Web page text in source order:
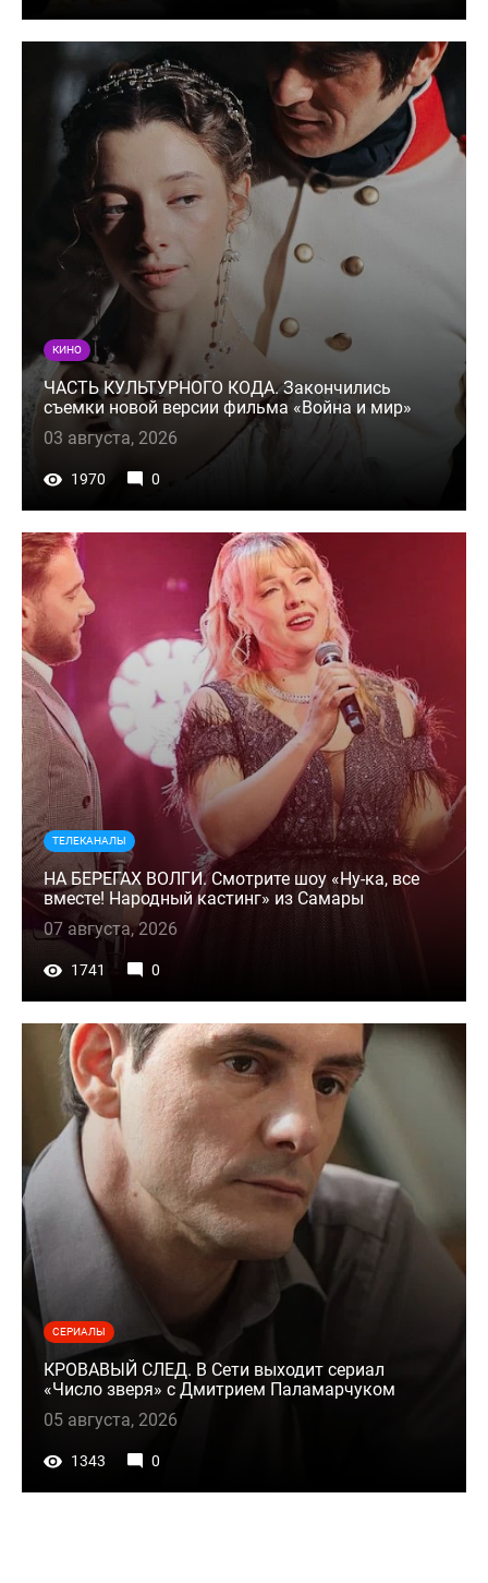
КИНО
ЧАСТЬ КУЛЬТУРНОГО КОДА. Закончились
съемки новой версии фильма «Война и мир»
03 августа, 2026
1970 0
ТЕЛЕКАНАЛЫ
НА БЕРЕГАХ ВОЛГИ. Смотрите шоу «Ну-ка, все
вместе! Народный кастинг» из Самары
07 августа, 2026
1741 0
СЕРИАЛЫ
КРОВАВЫЙ СЛЕД. В Сети выходит сериал
«Число зверя» с Дмитрием Паламарчуком
05 августа, 2026
1343 0